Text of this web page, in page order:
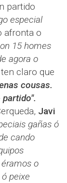
partido
especial
afronta o
15 homes
agora o
claro que
cousas.
Javi
gañas ó
cando
o
peixe